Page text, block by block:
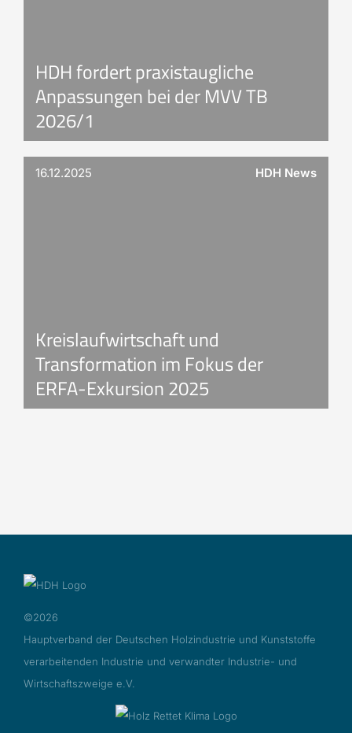
HDH fordert praxistaugliche
Anpassungen bei der MVV TB
2026/1
16.12.2025 HDH News
Kreislaufwirtschaft und
Transformation im Fokus der
ERFA-Exkursion 2025
©2026
Hauptverband der Deutschen Holzindustrie und Kunststoffe
verarbeitenden Industrie und verwandter Industrie- und
Wirtschaftszweige e.V.